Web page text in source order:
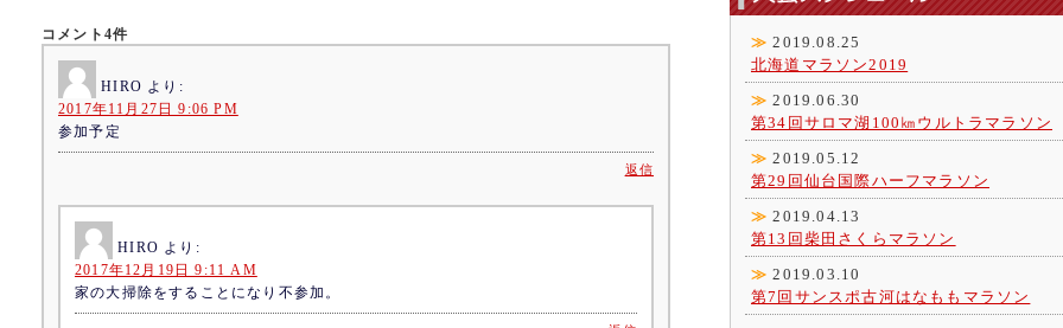
コメント4件
HIRO より:
2017年11月27日 9:06 PM
参加予定
返信
HIRO より:
2017年12月19日 9:11 AM
家の大掃除をすることになり不参加。
≫ 2019.08.25
北海道マラソン2019
≫ 2019.06.30
第34回サロマ湖100㎞ウルトラマラソン
≫ 2019.05.12
第29回仙台国際ハーフマラソン
≫ 2019.04.13
第13回柴田さくらマラソン
≫ 2019.03.10
第7回サンスポ古河はなももマラソン